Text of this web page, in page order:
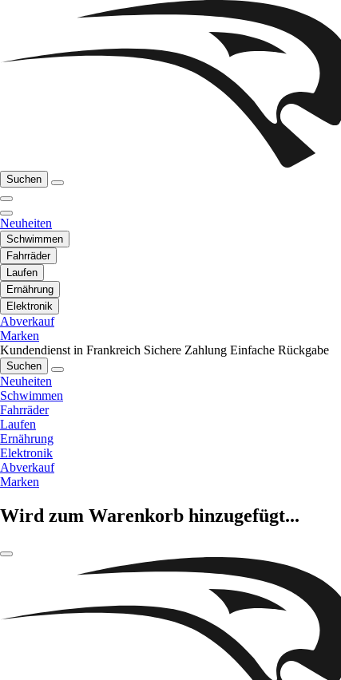
Suchen
Neuheiten
Schwimmen
Fahrräder
Laufen
Ernährung
Elektronik
Abverkauf
Marken
Kundendienst in Frankreich Sichere Zahlung Einfache Rückgabe
Suchen
Neuheiten
Schwimmen
Fahrräder
Laufen
Ernährung
Elektronik
Abverkauf
Marken
Wird zum Warenkorb hinzugefügt...